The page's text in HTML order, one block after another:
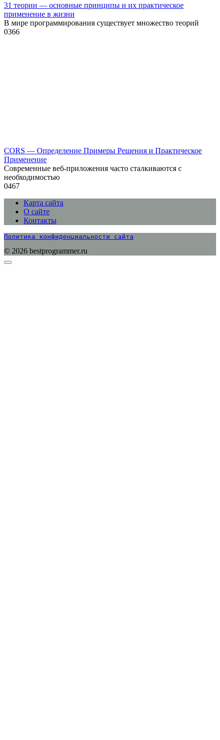
31 теории — основные принципы и их практическое
применение в жизни
В мире программирования существует множество теорий
0366
CORS — Определение Примеры Решения и Практическое
Применение
Современные веб-приложения часто сталкиваются с
необходимостью
0467
Карта сайта
О сайте
Контакты
Политика конфиденциальности сайта
© 2026 bestprogrammer.ru